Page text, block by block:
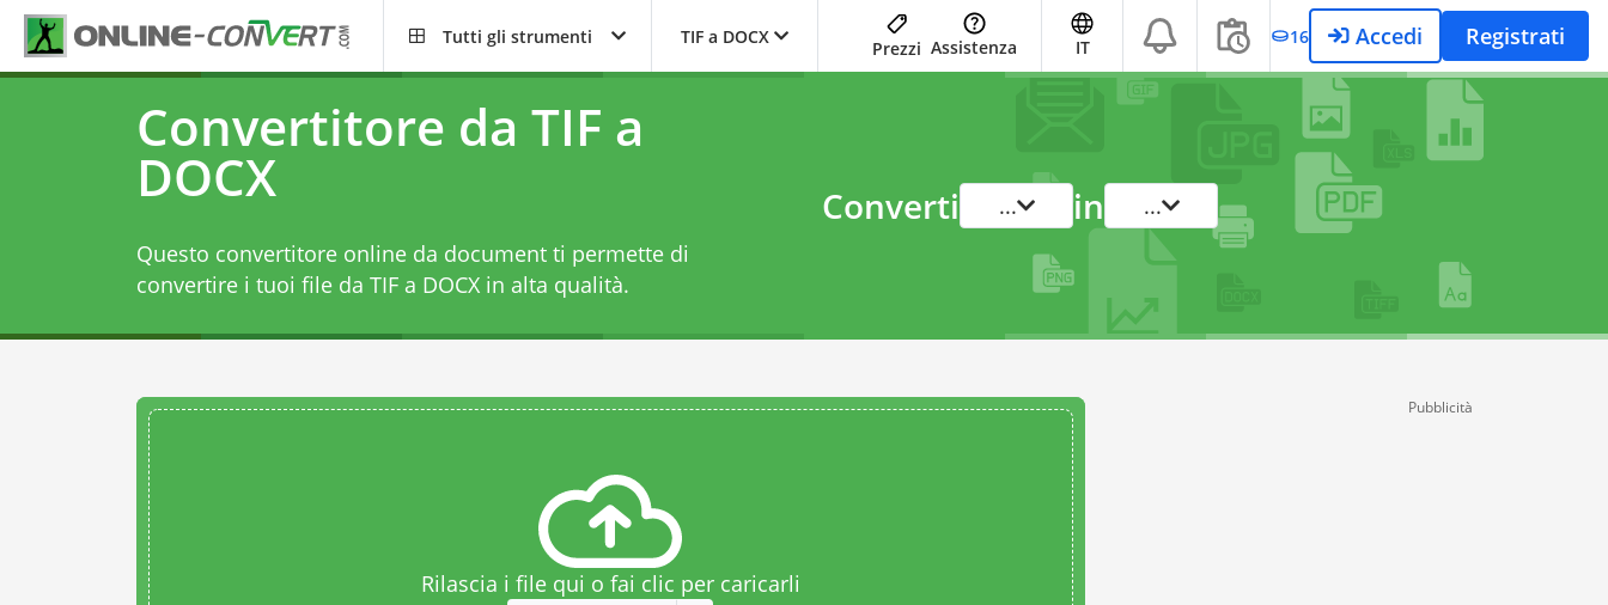
Tutti gli strumenti TIF a DOCX
Prezzi Assistenza IT 16 Accedi Registrati
Convertitore da TIF a
DOCX
Questo convertitore online da document ti permette di
convertire i tuoi file da TIF a DOCX in alta qualità.
Converti ... in ...
Rilascia i file qui o fai clic per caricarli
Pubblicità